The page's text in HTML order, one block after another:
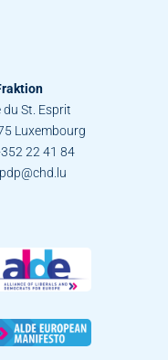
du St. Esprit
Luxembourg
22 41 84